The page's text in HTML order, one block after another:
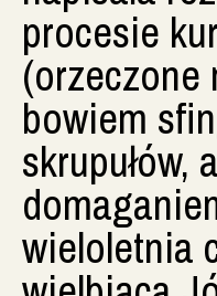
procesie
(orzeczone
bowiem
skrupułów,
wieloletnia